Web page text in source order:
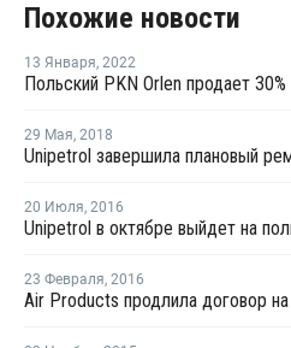
Похожие новости
13 Января, 2022
29 Мая, 2018
Unipetrol завершила плановый
20 Июля, 2016
23 Февраля, 2016